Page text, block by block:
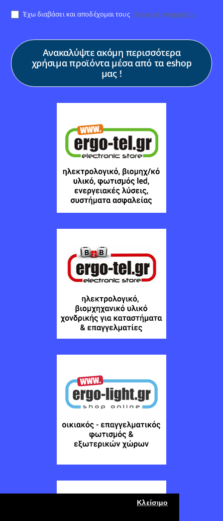
Κλείσιμο
Έχω διαβάσει και αποδέχομαι τους Πολιτική Απορρήτου
Ανακαλύψτε ακόμη περισσότερα
χρήσιμα προϊόντα μέσα από τα eshop
μας !